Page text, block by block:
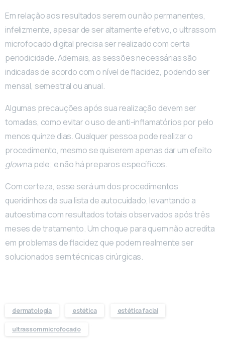
Em relação aos resultados serem ou não permanentes,
infelizmente, apesar de ser altamente efetivo, o ultrassom
microfocado digital precisa ser realizado com certa
periodicidade. Ademais, as sessões necessárias são
indicadas de acordo com o nível de flacidez, podendo ser
mensal, semestral ou anual.
Algumas precauções após sua realização devem ser
tomadas, como evitar o uso de anti-inflamatórios por pelo
menos quinze dias. Qualquer pessoa pode realizar o
procedimento, mesmo se quiserem apenas dar um efeito
glowna pele; e não há preparos específicos.
Com certeza, esse será um dos procedimentos
queridinhos da sua lista de autocuidado, levantando a
autoestima com resultados totais observados após três
meses de tratamento. Um choque para quem não acredita
em problemas de flacidez que podem realmente ser
solucionados sem técnicas cirúrgicas.
dermatologia estética estética facial
ultrassom microfocado